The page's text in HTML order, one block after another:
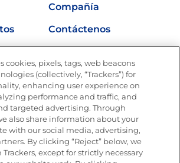
Compañía
Contáctenos
a La Cocina Goya®
Recetas, Ofertas Especiales y
Promociones
cookies, pixels, tags, web beacons
(collectively, “Trackers”) for
enhancing user experience on
performance and traffic, and
targeted advertising. Through
also share information about your
with our social media, advertising,
By clicking “Reject” below, we
except for strictly necessary